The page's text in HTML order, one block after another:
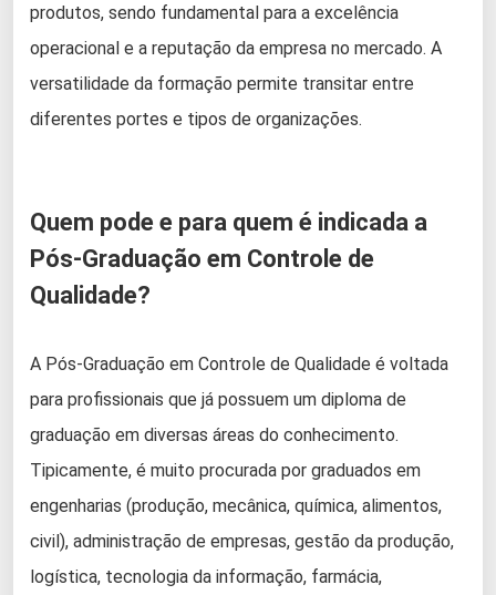
produtos, sendo fundamental para a excelência
operacional e a reputação da empresa no mercado. A
versatilidade da formação permite transitar entre
diferentes portes e tipos de organizações.
Quem pode e para quem é indicada a
Pós-Graduação em Controle de
Qualidade?
A Pós-Graduação em Controle de Qualidade é voltada
para profissionais que já possuem um diploma de
graduação em diversas áreas do conhecimento.
Tipicamente, é muito procurada por graduados em
engenharias (produção, mecânica, química, alimentos,
civil), administração de empresas, gestão da produção,
logística, tecnologia da informação, farmácia,